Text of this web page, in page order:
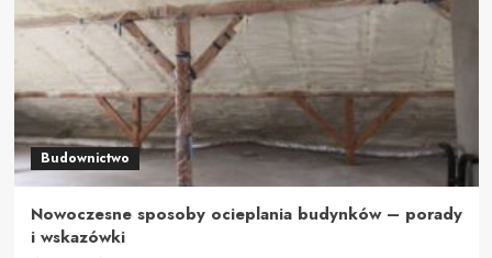
Budownictwo
Nowoczesne sposoby ocieplania budynków – porady
i wskazówki